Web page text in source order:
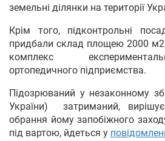
земельні ділянки на території
Крім того, підконтрольні
придбали склад площею 2000
комплекс
ортопедичного підприємства.
Підозрюваний у незаконному
України) затриманий,
обрання йому запобіжного
під вартою, йдеться у